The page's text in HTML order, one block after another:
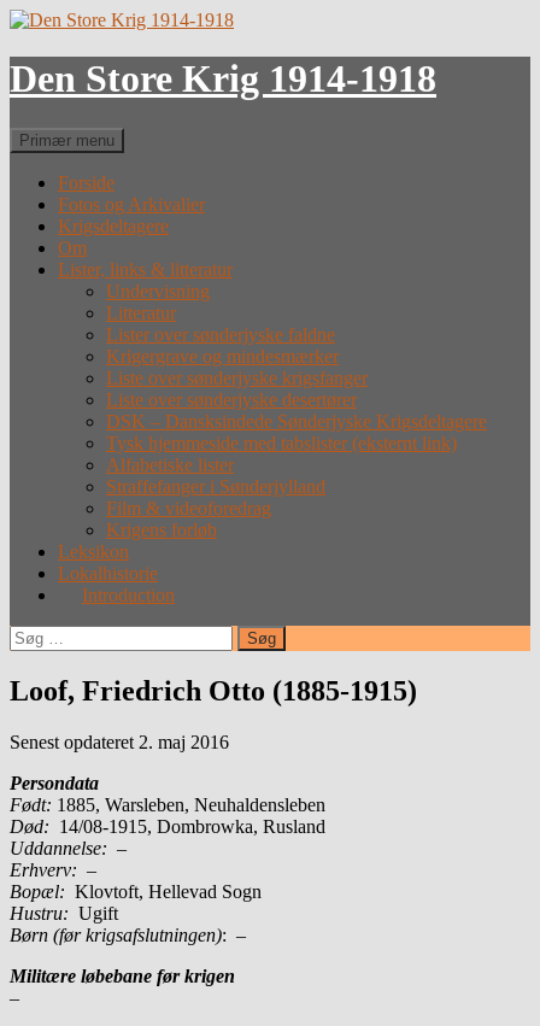
Hop
indhold
Den Store Krig 1914-1918
Søg
Primær menu
Forside
Fotos og Arkivalier
Krigsdeltagere
Om
Lister, links & litteratur
Undervisning
Litteratur
Lister over sønderjyske faldne
Krigergrave og mindesmærker
Liste over sønderjyske krigsfanger
Liste over sønderjyske desertører
DSK – Dansksindede Sønderjyske Krigsdeltagere
Tysk hjemmeside med tabslister (eksternt link)
Alfabetiske lister
Straffefanger i Sønderjylland
Film & videoforedrag
Krigens forløb
Leksikon
Lokalhistorie
Introduction
Søg
efter:
Loof, Friedrich Otto (1885-1915)
Senest opdateret 2. maj 2016
Persondata
Født: 1885, Warsleben, Neuhaldensleben
Død: 14/08-1915, Dombrowka, Rusland
Uddannelse: –
Erhverv: –
Bopæl: Klovtoft, Hellevad Sogn
Hustru: Ugift
Børn (før krigsafslutningen): –
Militære løbebane før krigen
–